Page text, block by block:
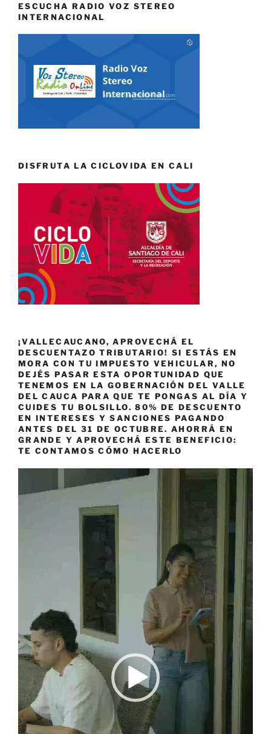
ESCUCHA RADIO VOZ STEREO
INTERNACIONAL
DISFRUTA LA CICLOVIDA EN CALI
¡VALLECAUCANO, APROVECHÁ EL
DESCUENTAZO TRIBUTARIO! SI ESTÁS EN
MORA CON TU IMPUESTO VEHICULAR, NO
DEJÉS PASAR ESTA OPORTUNIDAD QUE
TENEMOS EN LA GOBERNACIÓN DEL VALLE
DEL CAUCA PARA QUE TE PONGAS AL DÍA Y
CUIDES TU BOLSILLO. 80% DE DESCUENTO
EN INTERESES Y SANCIONES PAGANDO
ANTES DEL 31 DE OCTUBRE. AHORRÁ EN
GRANDE Y APROVECHÁ ESTE BENEFICIO:
TE CONTAMOS CÓMO HACERLO